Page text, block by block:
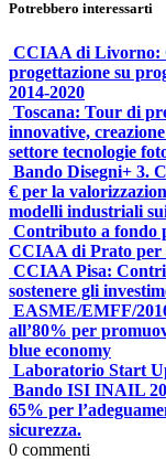
Potrebbero interessarti
CCIAA di Livorno:
progettazione su
2014-2020
Toscana: Tour di
innovative,
settore tecnologie
Bando Disegni+ 3.
€ per la
modelli industriali
Contributo a fondo
CCIAA di Prato per
CCIAA Pisa:
sostenere gli
EASME/EMFF/
all’80% per
blue economy
Laboratorio Start
Bando ISI INAIL
65% per
sicurezza.
0 commenti